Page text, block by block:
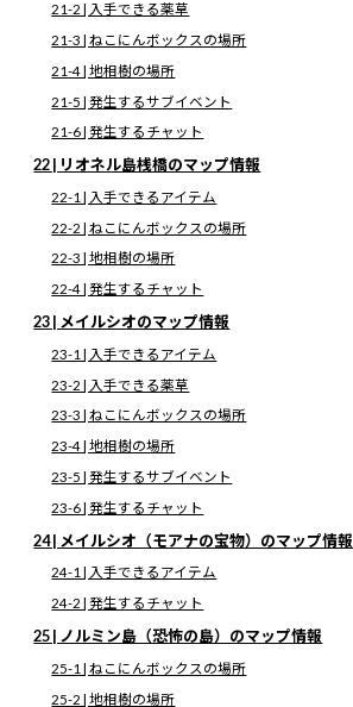
21-2 | 入手できる薬草
21-3 | ねこにんボックスの場所
21-4 | 地相樹の場所
21-5 | 発生するサブイベント
21-6 | 発生するチャット
22 | リオネル島桟橋のマップ情報
22-1 | 入手できるアイテム
22-2 | ねこにんボックスの場所
22-3 | 地相樹の場所
22-4 | 発生するチャット
23 | メイルシオのマップ情報
23-1 | 入手できるアイテム
23-2 | 入手できる薬草
23-3 | ねこにんボックスの場所
23-4 | 地相樹の場所
23-5 | 発生するサブイベント
23-6 | 発生するチャット
24 | メイルシオ（モアナの宝物）のマップ情報
24-1 | 入手できるアイテム
24-2 | 発生するチャット
25 | ノルミン島（恐怖の島）のマップ情報
25-1 | ねこにんボックスの場所
25-2 | 地相樹の場所